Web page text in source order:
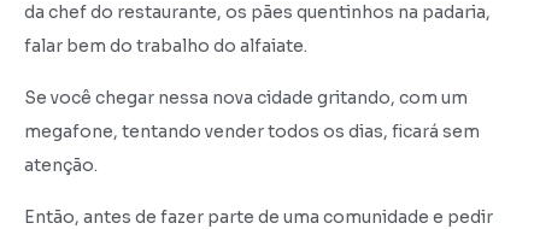
da chef do restaurante, os pães quentinhos na padaria,
falar bem do trabalho do alfaiate.
Se você chegar nessa nova cidade gritando, com um
megafone, tentando vender todos os dias, ficará sem
atenção.
Então, antes de fazer parte de uma comunidade e pedir